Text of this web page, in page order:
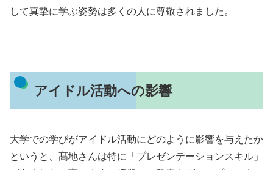
して真摯に学ぶ姿勢は多くの人に尊敬されました。
アイドル活動への影響
大学での学びがアイドル活動にどのように影響を与えたか
というと、髙地さんは特に「プレゼンテーションスキル」